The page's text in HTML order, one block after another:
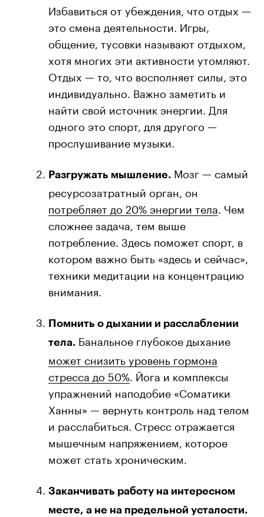
Избавиться от убеждения, что отдых —
это смена деятельности. Игры,
общение, тусовки называют отдыхом,
хотя многих эти активности утомляют.
Отдых — то, что восполняет силы, это
индивидуально. Важно заметить и
найти свой источник энергии. Для
одного это спорт, для другого —
прослушивание музыки.
Разгружать мышление. Мозг — самый
ресурсозатратный орган, он
потребляет до 20% энергии тела . Чем
сложнее задача, тем выше
потребление. Здесь поможет спорт, в
котором важно быть «здесь и сейчас»,
техники медитации на концентрацию
внимания.
Помнить о дыхании и расслаблении
тела. Банальное глубокое дыхание
может снизить уровень гормона
стресса до 50% . Йога и комплексы
упражнений наподобие «Соматики
Ханны» — вернуть контроль над телом
и расслабиться. Стресс отражается
мышечным напряжением, которое
может стать хроническим.
Заканчивать работу на интересном
месте, а не на предельной усталости.